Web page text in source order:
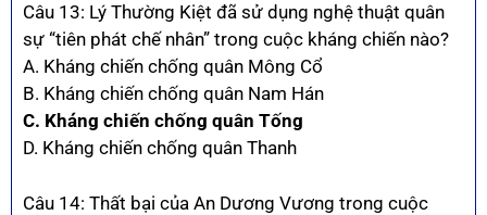
Câu 13: Lý Thường Kiệt đã sử dụng nghệ thuật quân
sự “tiên phát chế nhân” trong cuộc kháng chiến nào?
A. Kháng chiến chống quân Mông Cổ
B. Kháng chiến chống quân Nam Hán
C. Kháng chiến chống quân Tống
D. Kháng chiến chống quân Thanh
Câu 14: Thất bại của An Dương Vương trong cuộc